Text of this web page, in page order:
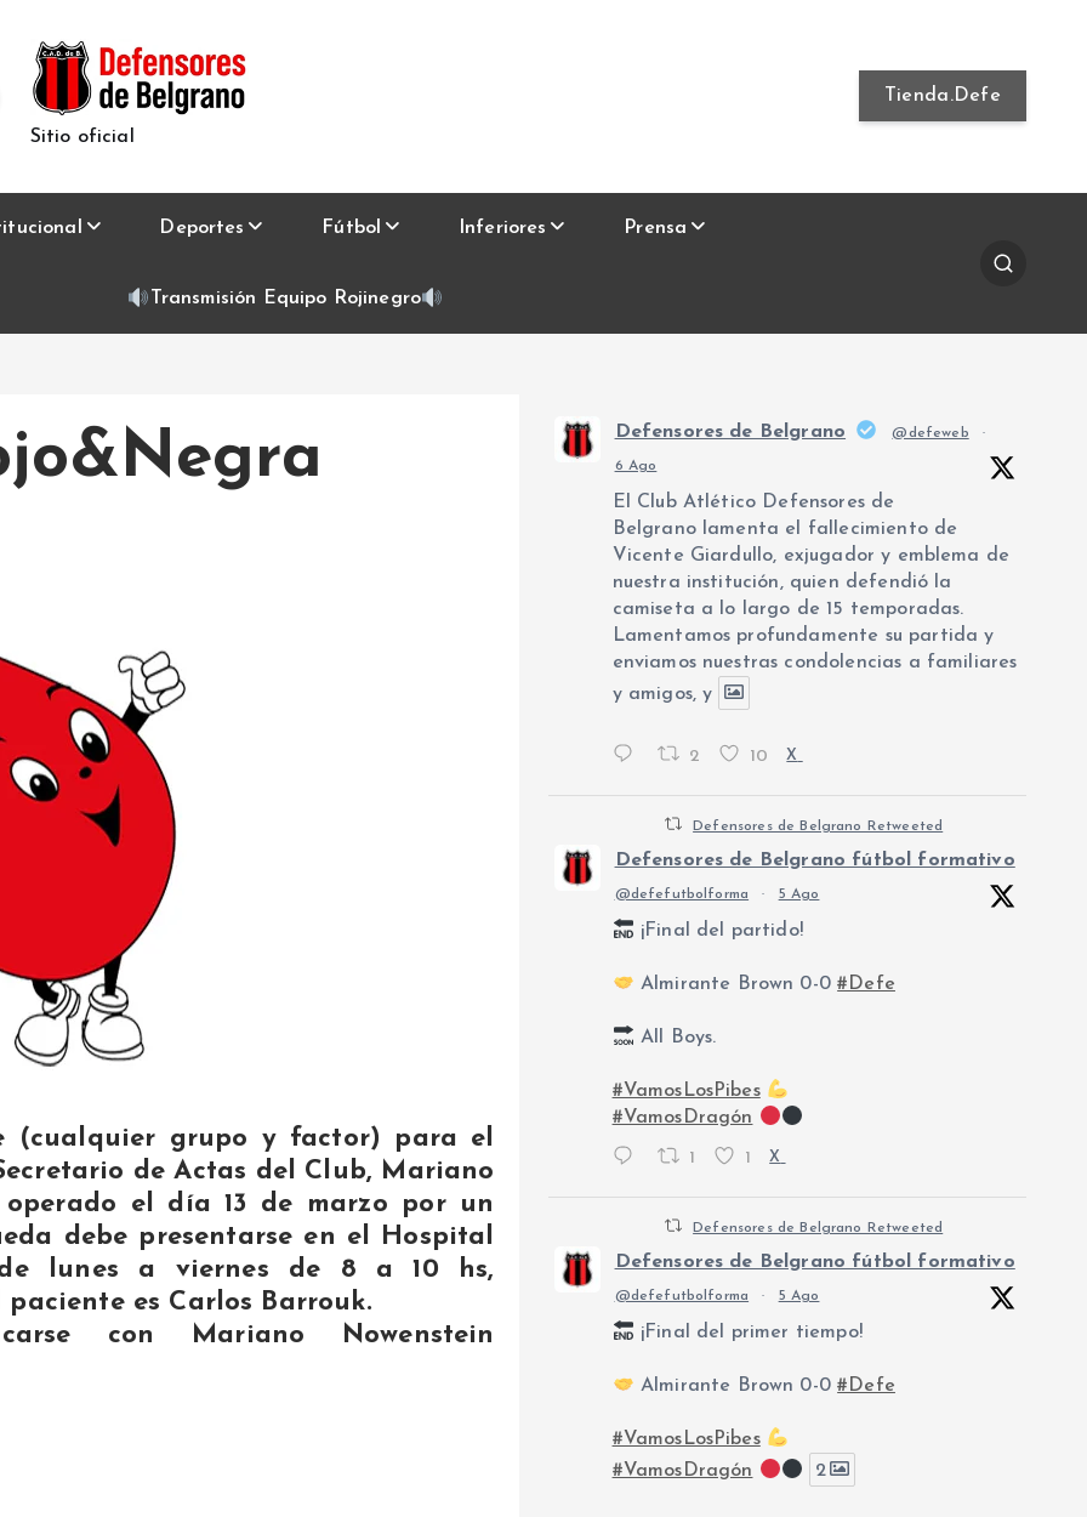
Sitio oficial
Tienda.Defe
Deportes Fútbol Inferiores Prensa
Transmisión Equipo Rojinegro
(cualquier grupo y factor) para el
de Actas del Club, Mariano
el día 13 de marzo por un
debe presentarse en el Hospital
lunes a viernes de 8 a 10 hs,
es Carlos Barrouk.
con Mariano Nowenstein
Defensores de Belgrano @defeweb ·
6 Ago
El Club Atlético Defensores de
Belgrano lamenta el fallecimiento de
Vicente Giardullo, exjugador y emblema de
nuestra institución, quien defendió la
camiseta a lo largo de 15 temporadas.
Lamentamos profundamente su partida y
enviamos nuestras condolencias a familiares
y amigos, y
2 10 X
Defensores de Belgrano Retweeted
Defensores de Belgrano fútbol formativo
@defefutbolforma · 5 Ago
¡Final del partido!
Almirante Brown 0-0#Defe
All Boys.
#VamosLosPibes
#VamosDragón
1 1 X
Defensores de Belgrano Retweeted
Defensores de Belgrano fútbol formativo
@defefutbolforma · 5 Ago
¡Final del primer tiempo!
Almirante Brown 0-0#Defe
#VamosLosPibes
#VamosDragón
2